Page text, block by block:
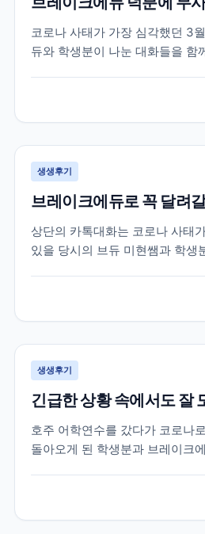
코로나 사태가 가장 심각했던 3
듀와 학생분이 나눈 대화들을 함
어학연수를 계획하셨지만 3개월
사태로 인해 어쩔 수 없이 다시
였...
생생후기
브레이크에듀로 꼭 달려
상단의 카톡대화는 코로나 사태
있을 당시의 브듀 미현쌤과 학생
국하실 때만 해도 미국에는 코로
상황이라 무사히 출국을 하셨었
면...
생생후기
긴급한 상황 속에서도 잘
호주 어학연수를 갔다가 코로나
돌아오게 된 학생분과 브레이크
로 인해 부모님께서 걱정이 되어
공권을 구매하여 보내주셨습니